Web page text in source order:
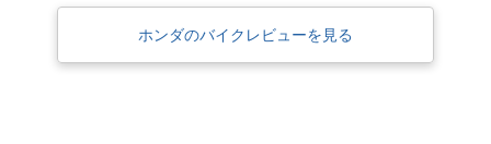
ホンダのバイクレビューを見る